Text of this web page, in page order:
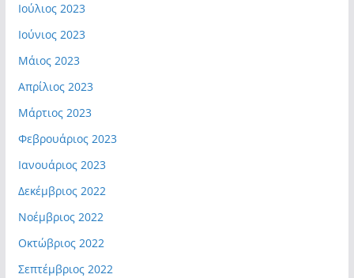
Ιούλιος 2023
Ιούνιος 2023
Μάιος 2023
Απρίλιος 2023
Μάρτιος 2023
Φεβρουάριος 2023
Ιανουάριος 2023
Δεκέμβριος 2022
Νοέμβριος 2022
Οκτώβριος 2022
Σεπτέμβριος 2022